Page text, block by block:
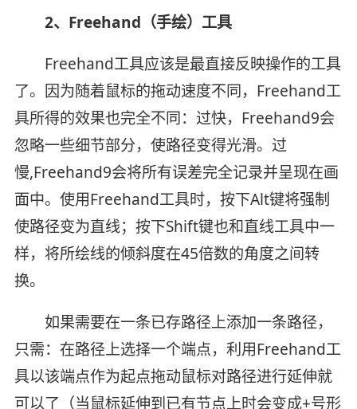
2、Freehand（手绘）工具
Freehand工具应该是最直接反映操作的工具
了。因为随着鼠标的拖动速度不同，Freehand工
具所得的效果也完全不同：过快，Freehand9会
忽略一些细节部分，使路径变得光滑。过
慢,Freehand9会将所有误差完全记录并呈现在画
面中。使用Freehand工具时，按下Alt键将强制
使路径变为直线；按下Shift键也和直线工具中一
样，将所绘线的倾斜度在45倍数的角度之间转
换。
如果需要在一条已存路径上添加一条路径，
只需：在路径上选择一个端点，利用Freehand工
具以该端点作为起点拖动鼠标对路径进行延伸就
可以了（当鼠标延伸到已有节点上时会变成+号形